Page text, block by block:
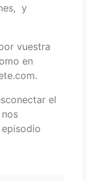
y
vuestra
en
el